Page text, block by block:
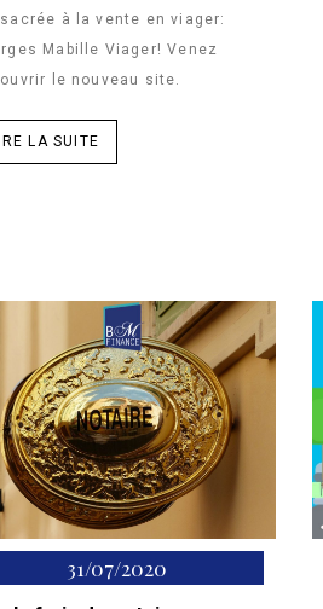
à la vente en viager:
Mabille Viager! Venez
le nouveau site.
LA SUITE
31/07/2020